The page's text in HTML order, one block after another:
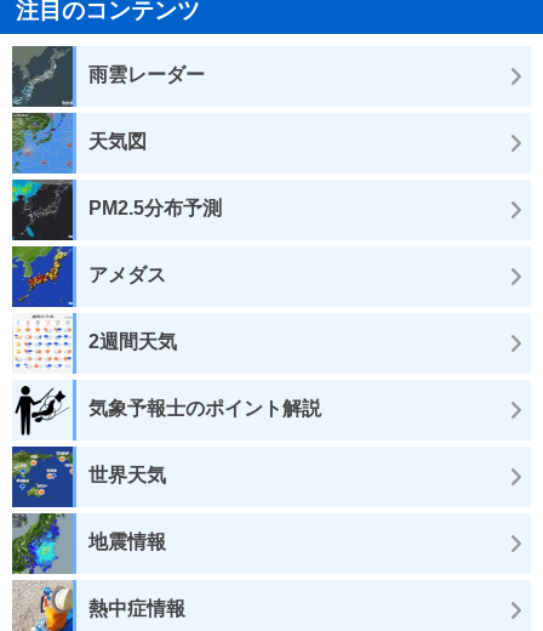
注目のコンテンツ
雨雲レーダー
天気図
PM2.5分布予測
アメダス
2週間天気
気象予報士のポイント解説
世界天気
地震情報
熱中症情報